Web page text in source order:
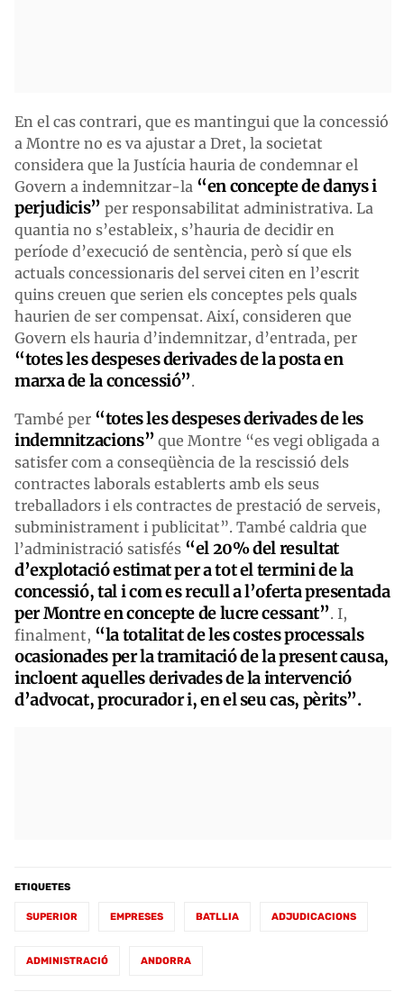
En el cas contrari, que es mantingui que la concessió
a Montre no es va ajustar a Dret, la societat
considera que la Justícia hauria de condemnar el
Govern a indemnitzar-la “en concepte de danys i
perjudicis” per responsabilitat administrativa. La
quantia no s’estableix, s’hauria de decidir en
període d’execució de sentència, però sí que els
actuals concessionaris del servei citen en l’escrit
quins creuen que serien els conceptes pels quals
haurien de ser compensat. Així, consideren que
Govern els hauria d’indemnitzar, d’entrada, per
“totes les despeses derivades de la posta en
marxa de la concessió”.
També per “totes les despeses derivades de les
indemnitzacions” que Montre “es vegi obligada a
satisfer com a conseqüència de la rescissió dels
contractes laborals establerts amb els seus
treballadors i els contractes de prestació de serveis,
subministrament i publicitat”. També caldria que
l’administració satisfés “el 20% del resultat
d’explotació estimat per a tot el termini de la
concessió, tal i com es recull a l’oferta presentada
per Montre en concepte de lucre cessant”. I,
finalment, “la totalitat de les costes processals
ocasionades per la tramitació de la present causa,
incloent aquelles derivades de la intervenció
d’advocat, procurador i, en el seu cas, pèrits”.
ETIQUETES
SUPERIOR EMPRESES BATLLIA ADJUDICACIONS
ADMINISTRACIÓ ANDORRA